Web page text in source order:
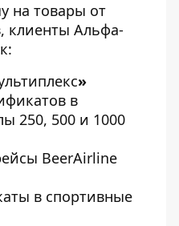
на товары от
клиенты Альфа-
»
в
250, 500 и 1000
BeerAirline
в спортивные